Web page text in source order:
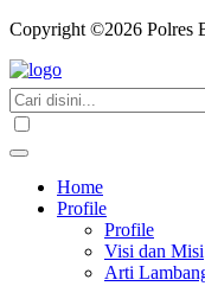
Copyright ©2026 Polres
Home
Profile
Profile
Visi dan Misi
Arti